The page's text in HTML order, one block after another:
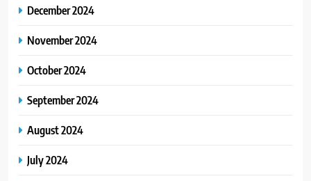
December 2024
November 2024
October 2024
September 2024
August 2024
July 2024